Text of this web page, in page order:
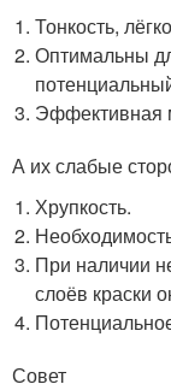
Тонкость,
Оптимальны
Эффективная
А их слабые
Хрупкость.
При наличии
слоёв краски
Совет